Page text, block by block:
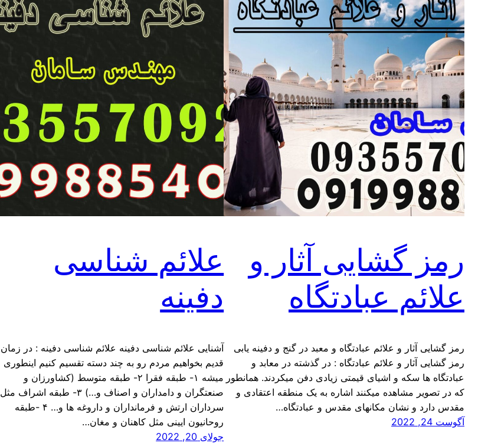
رمز گشایی آثار و
علائم عبادتگاه
رمز گشایی آثار و علائم عبادتگاه و معبد در گنج و دفینه یابی
رمز گشایی آثار و علائم عبادتگاه : در گذشته در معابد و
عبادتگاه ها سکه و اشیای قیمتی زیادی دفن میکردند. همانطور
که در تصویر مشاهده میکنند اشاره به یک منطقه اعتقادی و
مقدس دارد و نشان مکانهای مقدس و عبادتگاه…
آگوست 24, 2022
علائم شناسی
دفینه
آشنایی علائم شناسی دفینه علائم شناسی دفینه : در زمان
قدیم بخواهیم مردم رو به چند دسته تقسیم کنیم اینطوری
میشه ۱- طبقه فقرا ۲- طبقه متوسط (کشاورزان و
صنعتگران و دامداران و اصناف و…) ۳- طبقه اشراف مثل
سرداران ارتش و فرمانداران و داروغه ها و… ۴ -طبقه
روحانیون ایینی مثل کاهنان و مغان…
جولای 20, 2022